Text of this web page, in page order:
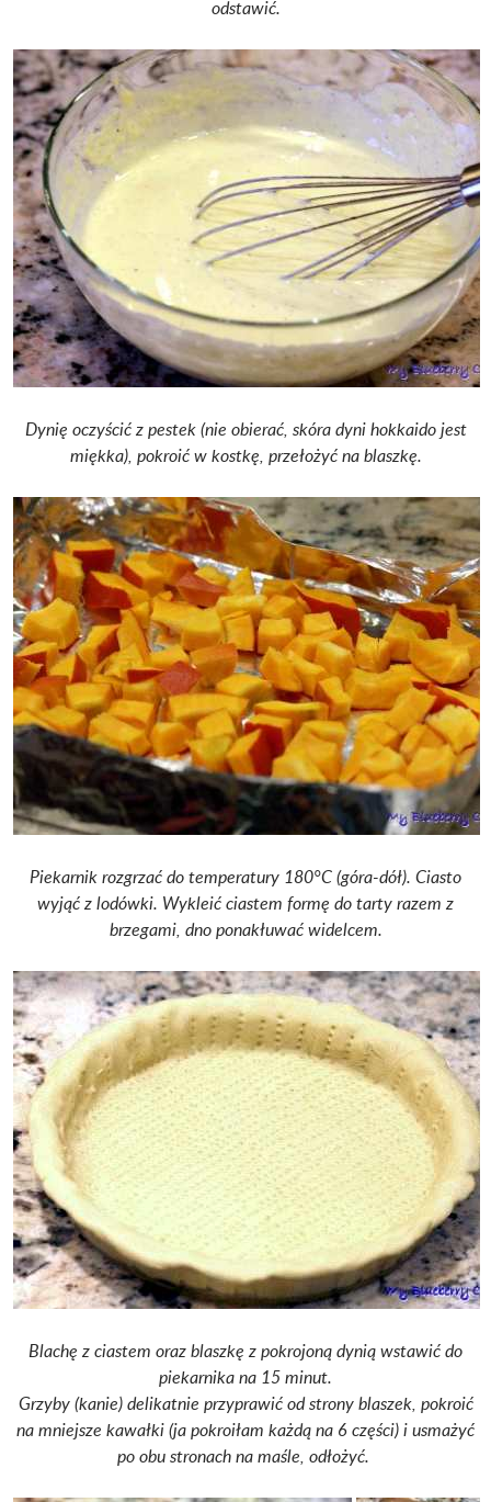
odstawić.
Dynię oczyścić z pestek (nie obierać, skóra dyni hokkaido jest
miękka), pokroić w kostkę, przełożyć na blaszkę.
Piekarnik rozgrzać do temperatury 180°C (góra-dół). Ciasto
wyjąć z lodówki. Wykleić ciastem formę do tarty razem z
brzegami, dno ponakłuwać widelcem.
Blachę z ciastem oraz blaszkę z pokrojoną dynią wstawić do
piekarnika na 15 minut.
Grzyby (kanie) delikatnie przyprawić od strony blaszek, pokroić
na mniejsze kawałki (ja pokroiłam każdą na 6 części) i usmażyć
po obu stronach na maśle, odłożyć.